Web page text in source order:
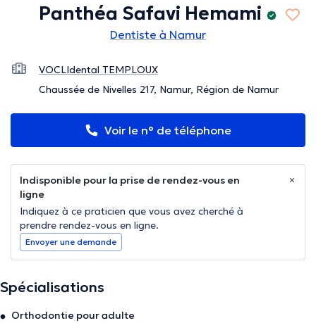
Panthéa Safavi Hemami
Dentiste à Namur
VOCLIdental TEMPLOUX
Chaussée de Nivelles 217, Namur, Région de Namur
Voir le n° de téléphone
Indisponible pour la prise de rendez-vous en
ligne
Indiquez à ce praticien que vous avez cherché à
prendre rendez-vous en ligne.
Envoyer une demande
Spécialisations
Orthodontie pour adulte